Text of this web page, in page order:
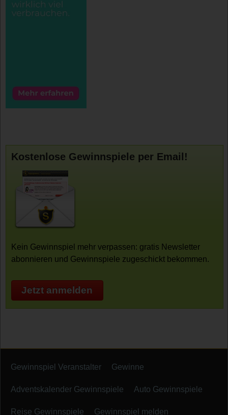
Kostenlose Gewinnspiele per Email!
Kein Gewinnspiel mehr verpassen: gratis Newsletter
abonnieren und Gewinnspiele zugeschickt bekommen.
Jetzt anmelden
Gewinnspiel Veranstalter Gewinne
Adventskalender Gewinnspiele Auto Gewinnspiele
Reise Gewinnspiele Gewinnspiel melden